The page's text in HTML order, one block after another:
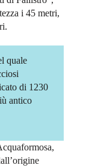
i 45 metri,
quale
di 1230
antico